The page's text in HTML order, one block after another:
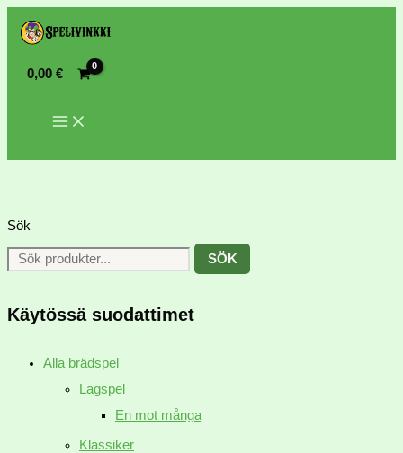
0,00€
Sök
SÖK
Käytössä suodattimet
Alla brädspel
Lagspel
En mot många
Klassiker